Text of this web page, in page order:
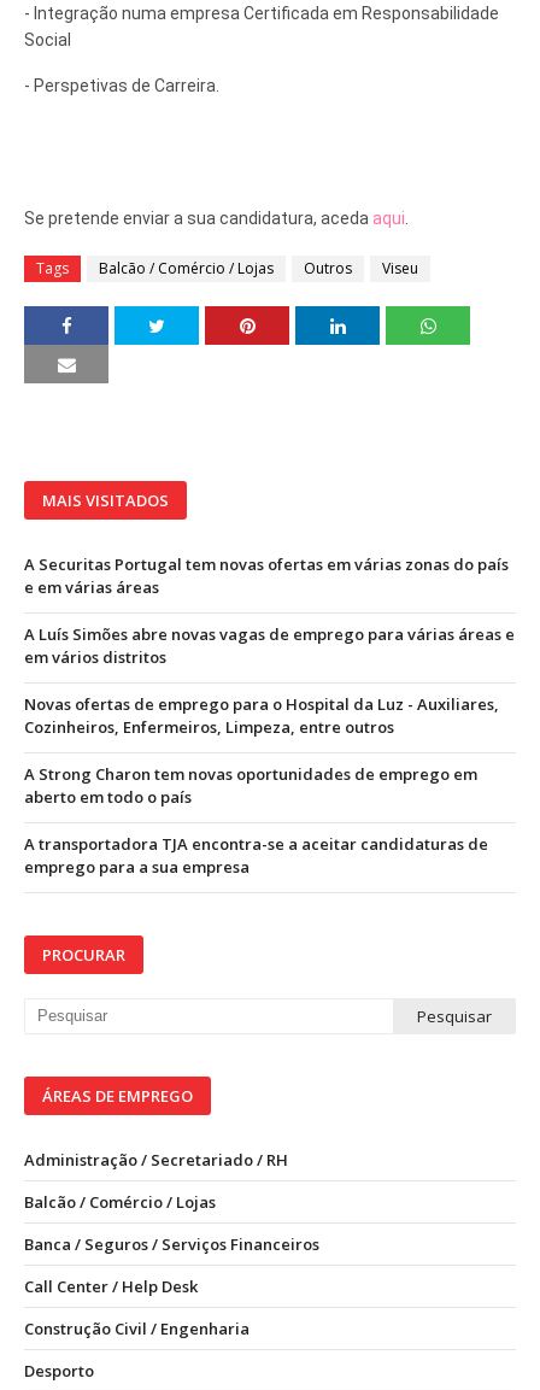
- Integração numa empresa Certificada em Responsabilidade
Social
- Perspetivas de Carreira.
Se pretende enviar a sua candidatura, aceda aqui
Tags Balcão / Comércio / Lojas Outros Viseu
MAIS VISITADOS
A Securitas Portugal tem novas ofertas em várias zonas do país
e em várias áreas
A Luís Simões abre novas vagas de emprego para várias áreas e
em vários distritos
Novas ofertas de emprego para o Hospital da Luz - Auxiliares,
Cozinheiros, Enfermeiros, Limpeza, entre outros
A Strong Charon tem novas oportunidades de emprego em
aberto em todo o país
A transportadora TJA encontra-se a aceitar candidaturas de
emprego para a sua empresa
PROCURAR
ÁREAS DE EMPREGO
Administração / Secretariado / RH
Balcão / Comércio / Lojas
Banca / Seguros / Serviços Financeiros
Call Center / Help Desk
Construção Civil / Engenharia
Desporto